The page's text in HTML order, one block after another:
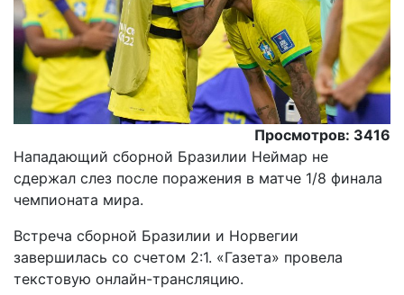
Просмотров: 3416
Нападающий сборной Бразилии Неймар не
сдержал слез после поражения в матче 1/8 финала
чемпионата мира.
Встреча сборной Бразилии и Норвегии
завершилась со счетом 2:1. «Газета» провела
текстовую онлайн-трансляцию.